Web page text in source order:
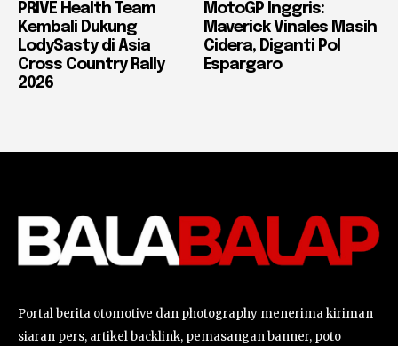
PRIVE Health Team
Kembali Dukung
LodySasty di Asia
Cross Country Rally
2026
MotoGP Inggris:
Maverick Vinales Masih
Cidera, Diganti Pol
Espargaro
Portal berita otomotive dan photography menerima kiriman
siaran pers, artikel backlink, pemasangan banner, poto